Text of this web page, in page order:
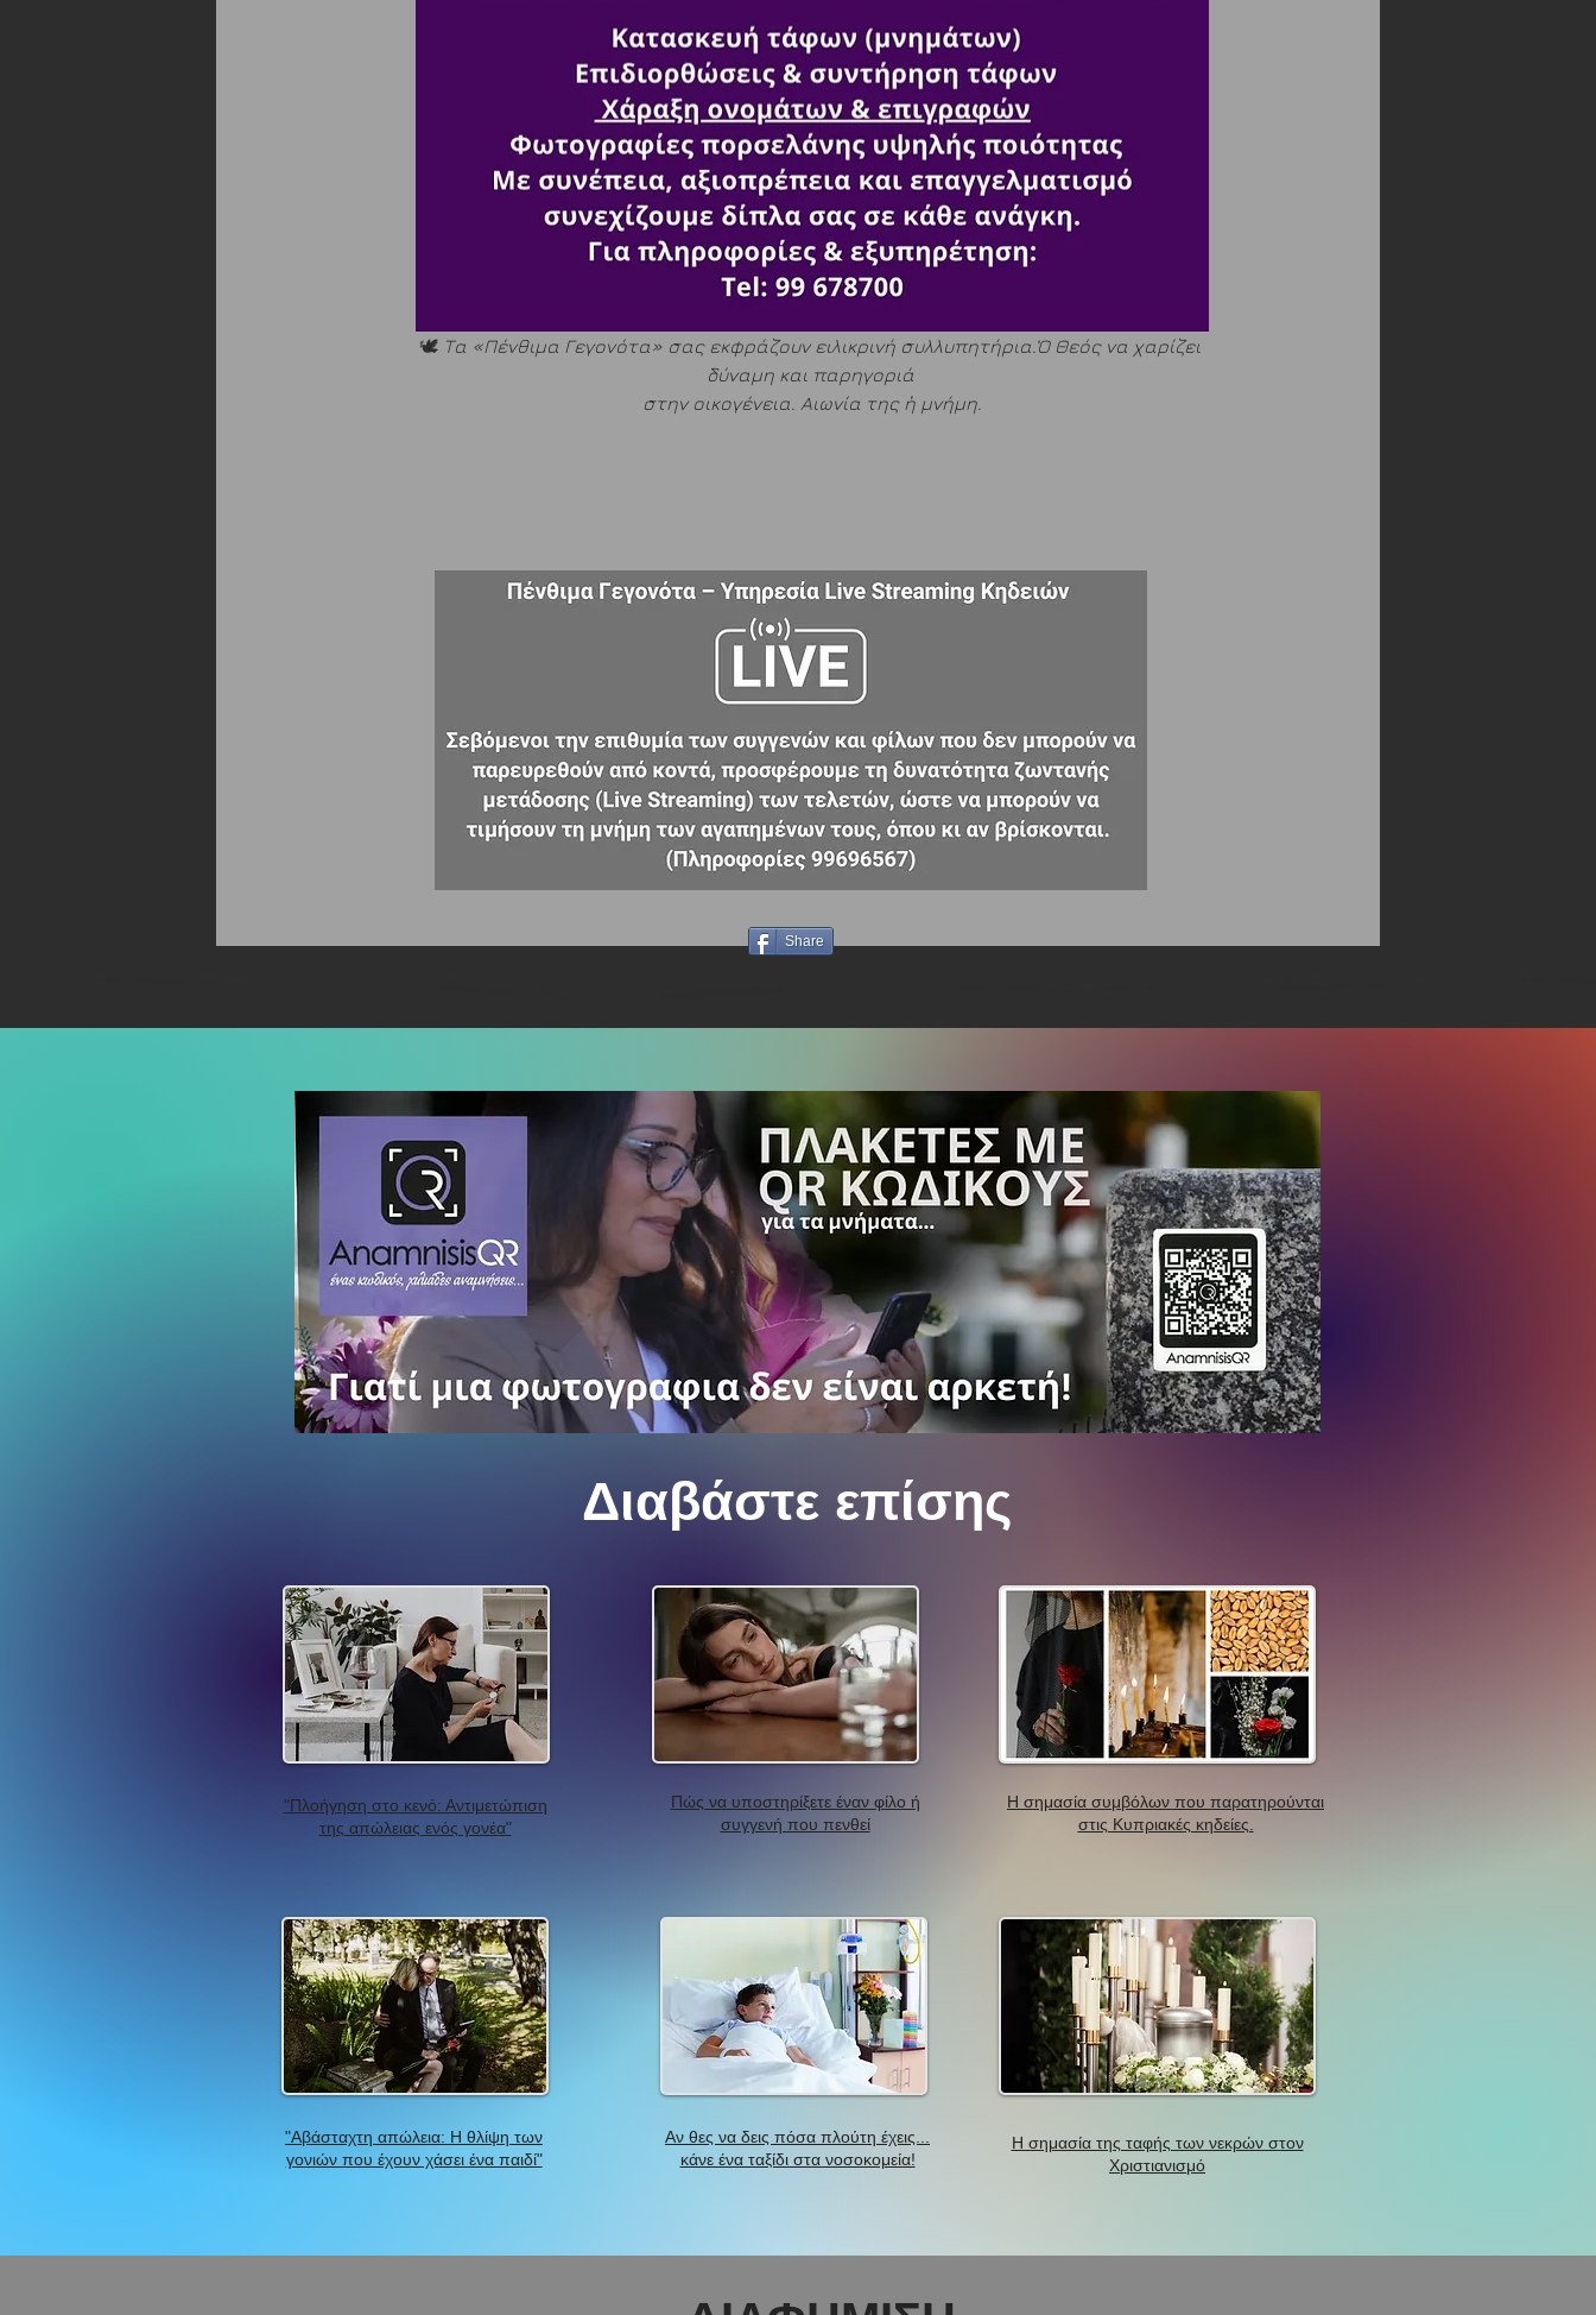
🕊️ Τα «Πένθιμα Γεγονότα» σας εκφράζουν ειλικρινή συλλυπητήρια.Ὁ Θεός να χαρίζει
δύναμη και παρηγοριά
στην οικογένεια. Αιωνία της ἡ μνήμη.
Share
Διαβάστε επίσης
"Πλοήγηση στο κενό: Αντιμετώπιση
της απώλειας ενός γονέα"
"Αβάσταχτη απώλεια: Η θλίψη των
γονιών που έχουν χάσει ένα παιδί"
Πώς να υποστηρίξετε έναν φίλο ή
συγγενή που πενθεί
Αν θες να δεις πόσα πλούτη έχεις...
κάνε ένα ταξίδι στα νοσοκομεία!
Η σημασία συμβόλων που παρατηρούνται
στις Κυπριακές κηδείες.
Η σημασία της ταφής των νεκρών στον
Χριστιανισμό